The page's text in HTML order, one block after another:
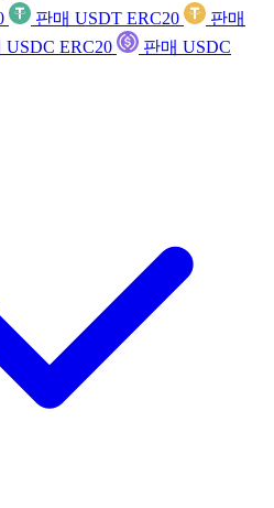
판매 USDT ERC20
판매
USDC ERC20
판매 USDC